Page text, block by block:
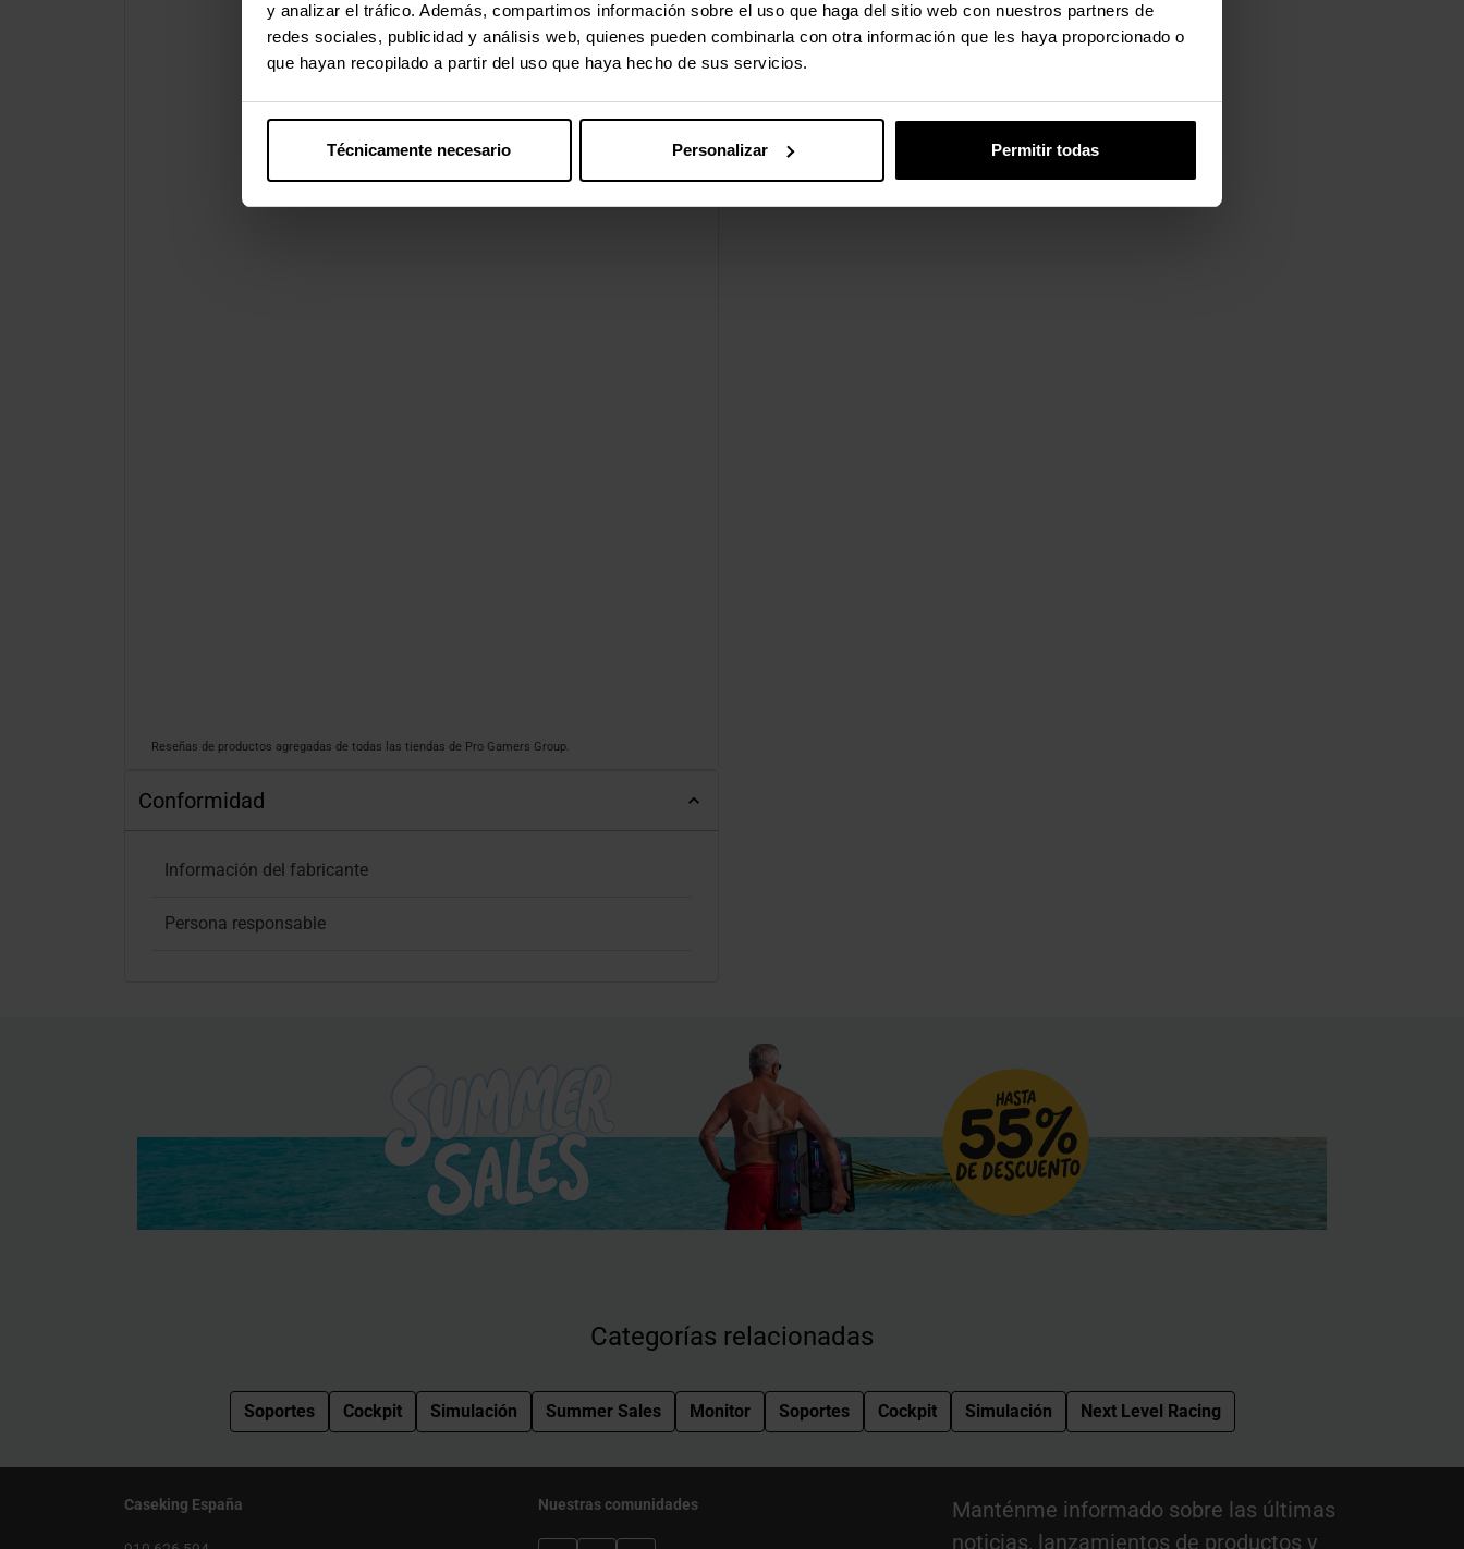
y analizar el tráfico. Además, compartimos información sobre el uso que haga del sitio web con nuestros partners de
redes sociales, publicidad y análisis web, quienes pueden combinarla con otra información que les haya proporcionado o
que hayan recopilado a partir del uso que haya hecho de sus servicios.
Técnicamente necesario Personalizar Permitir todas
Reseñas de productos agregadas de todas las tiendas de Pro Gamers Group.
Conformidad
Información del fabricante
Persona responsable
Categorías relacionadas
Soportes Cockpit Simulación Summer Sales Monitor Soportes Cockpit Simulación Next Level Racing
Caseking España Nuestras comunidades
Manténme informado sobre las últimas
noticias, lanzamientos de productos y